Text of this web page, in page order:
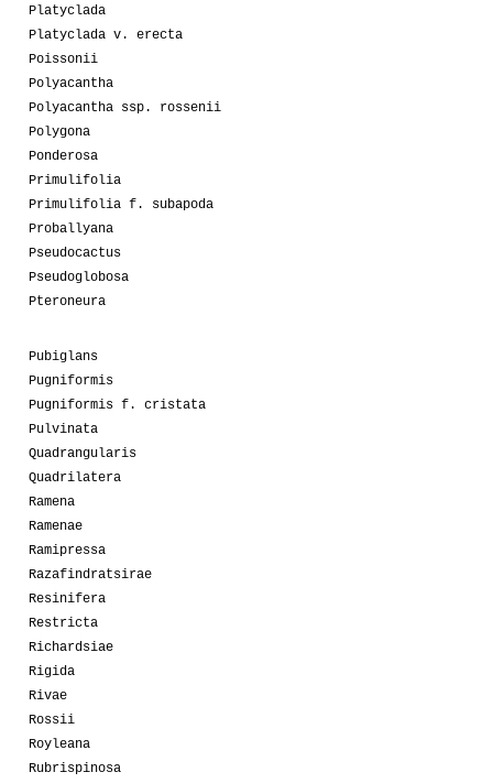
Platyclada
Platyclada v. erecta
Poissonii
Polyacantha
Polyacantha ssp. rossenii
Polygona
Ponderosa
Primulifolia
Primulifolia f. subapoda
Proballyana
Pseudocactus
Pseudoglobosa
Pteroneura
Pubiglans
Pugniformis
Pugniformis f. cristata
Pulvinata
Quadrangularis
Quadrilatera
Ramena
Ramenae
Ramipressa
Razafindratsirae
Resinifera
Restricta
Richardsiae
Rigida
Rivae
Rossii
Royleana
Rubrispinosa